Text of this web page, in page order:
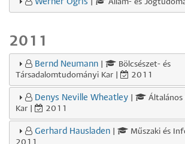
Werner Ogris Állam- és
2011
Bernd Neumann
Bölcsészet- és
Társadalomtudományi Kar |
2011
Denys Neville Wheatley
Általános
Kar |
2011
Gerhard Hausladen
Műszaki és